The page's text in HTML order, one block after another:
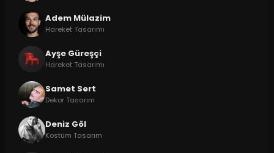
Adem Mülazim
Hareket Tasarımı
Ayşe Güreşçi
Hareket Tasarımı
Samet Sert
Dekor Tasarım
Deniz Göl
Kostüm Tasarım